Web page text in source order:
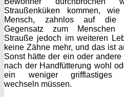
Straußenküken kommen,
Mensch, zahnlos auf die
Gegensatz zum Menschen
Strauße jedoch im weiteren
keine Zähne mehr, und das ist
Sonst hätte der ein oder
nach der Handfütterung wohl
ein weniger grifflastiges
wechseln müssen.